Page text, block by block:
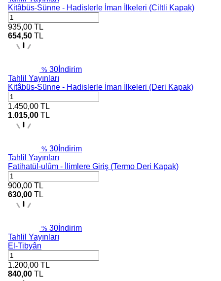
Kitâbüs-Sünne - Hadislerle İman İlkeleri (Ciltli Kapak)
935,00 TL
654,50 TL
% 30 İndirim
Tahlil Yayınları
Kitâbüs-Sünne - Hadislerle İman İlkeleri (Deri Kapak)
1.450,00 TL
1.015,00 TL
% 30 İndirim
Tahlil Yayınları
Fatihatül-ulûm - İlimlere Giriş (Termo Deri Kapak)
900,00 TL
630,00 TL
% 30 İndirim
Tahlil Yayınları
El-Tibyân
1.200,00 TL
840,00 TL